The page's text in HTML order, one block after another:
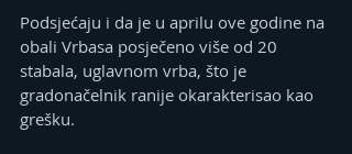
Podsjećaju i da je u aprilu ove godine na
obali Vrbasa posječeno više od 20
stabala, uglavnom vrba, što je
gradonačelnik ranije okarakterisao kao
grešku.